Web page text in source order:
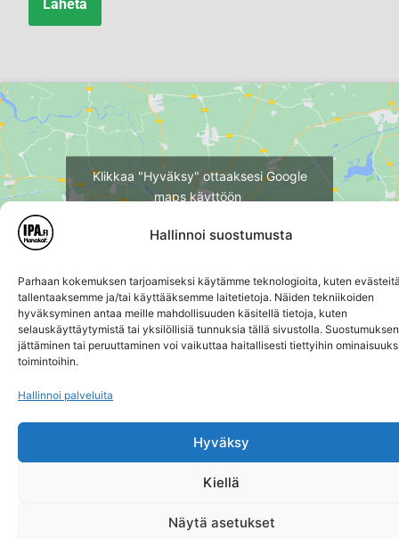
Hallinnoi suostumusta
Parhaan kokemuksen tarjoamiseksi käytämme teknologioita, kuten
tallentaaksemme ja/tai käyttääksemme laitetietoja. Näiden tekniikoiden
hyväksyminen antaa meille mahdollisuuden käsitellä tietoja, kuten
selauskäyttäytymistä tai yksilöllisiä tunnuksia tällä sivustolla. Suostumuksen
jättäminen tai peruuttaminen voi vaikuttaa haitallisesti tiettyihin
toimintoihin.
Hallinnoi palveluita
Hyväksy
Kiellä
Näytä asetukset
Lähetä
Klikkaa "Hyväksy" ottaaksesi Google
maps käyttöön